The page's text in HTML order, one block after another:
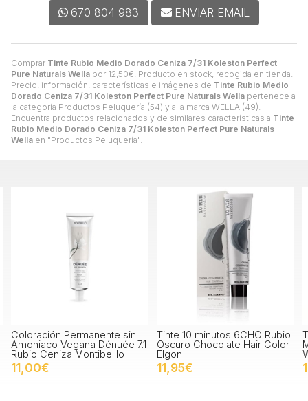
Comprar Tinte Rubio Medio Dorado Ceniza 7/31 Koleston Perfect
Pure Naturals Wella por 12,50€ . Producto en stock, recogida en tienda.
Precio, información, características e imágenes de Tinte Rubio Medio
Dorado Ceniza 7/31 Koleston Perfect Pure Naturals Wella pertenece a
la categoría Productos Peluquería (54) y a la marca WELLA (49).
Encuentra productos relacionados y de similares características a Tinte
Rubio Medio Dorado Ceniza 7/31 Koleston Perfect Pure Naturals
Wella en "Productos Peluquería".
670 804 983 ENVIAR EMAIL
sin
Dénuée 7.1
Montibel.lo
Tinte 10 minutos 6CHO Rubio
Oscuro Chocolate Hair Color
Elgon
Tinte Illumina
Medio Dorado